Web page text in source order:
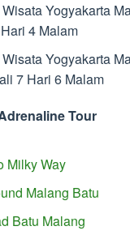
Yogyakarta
4 Malam
Yogyakarta
7 Hari 6 Malam
Tour
Milky Way
Malang Batu
Batu Malang